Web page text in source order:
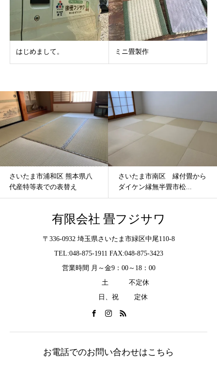
はじめまして。 ミニ畳製作
八
さいたま市南区 縁付畳から
ダイケン縁無半畳市松...
さいたま市浦和区 縁
入替「ダイケン清流カ
有限会社 畳フジサワ
〒336-0932 埼玉県さいたま市緑区中尾110-8
TEL:048-875-1911 FAX:048-875-3423
営業時間 月～金9：00～18：00
土 不定休
日、祝 定休
お電話でのお問い合わせはこちら